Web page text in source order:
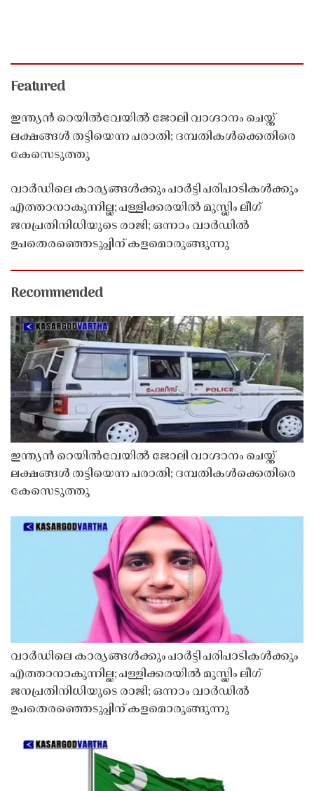
Featured
ഇന്ത്യൻ റെയിൽവേയിൽ ജോലി വാഗ്ദാനം ചെയ്ത്
ലക്ഷങ്ങൾ തട്ടിയെന്ന പരാതി; ദമ്പതികൾക്കെതിരെ
കേസെടുത്തു
വാർഡിലെ കാര്യങ്ങൾക്കും പാർട്ടി പരിപാടികൾക്കും
എത്താനാകുന്നില്ല; പള്ളിക്കരയിൽ മുസ്ലിം ലീഗ്
ജനപ്രതിനിധിയുടെ രാജി; ഒന്നാം വാർഡിൽ
ഉപതെരഞ്ഞെടുപ്പിന് കളമൊരുങ്ങുന്നു
Recommended
ഇന്ത്യൻ റെയിൽവേയിൽ ജോലി വാഗ്ദാനം ചെയ്ത്
ലക്ഷങ്ങൾ തട്ടിയെന്ന പരാതി; ദമ്പതികൾക്കെതിരെ
കേസെടുത്തു
വാർഡിലെ കാര്യങ്ങൾക്കും പാർട്ടി പരിപാടികൾക്കും
എത്താനാകുന്നില്ല; പള്ളിക്കരയിൽ മുസ്ലിം ലീഗ്
ജനപ്രതിനിധിയുടെ രാജി; ഒന്നാം വാർഡിൽ
ഉപതെരഞ്ഞെടുപ്പിന് കളമൊരുങ്ങുന്നു